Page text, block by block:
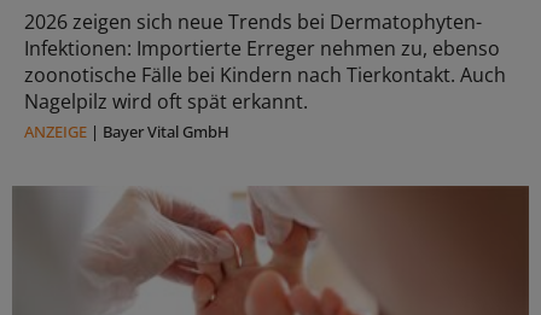
2026 zeigen sich neue Trends bei Dermatophyten-
Infektionen: Importierte Erreger nehmen zu, ebenso
zoonotische Fälle bei Kindern nach Tierkontakt. Auch
Nagelpilz wird oft spät erkannt.
ANZEIGE | Bayer Vital GmbH